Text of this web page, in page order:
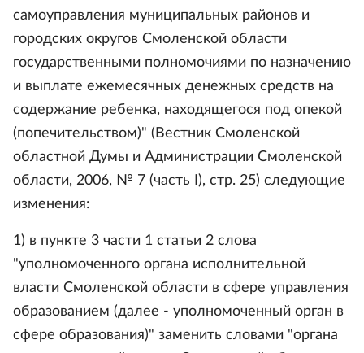
самоуправления муниципальных районов и
городских округов Смоленской области
государственными полномочиями по назначению
и выплате ежемесячных денежных средств на
содержание ребенка, находящегося под опекой
(попечительством)" (Вестник Смоленской
областной Думы и Администрации Смоленской
области, 2006, № 7 (часть I), стр. 25) следующие
изменения:
1) в пункте 3 части 1 статьи 2 слова
"уполномоченного органа исполнительной
власти Смоленской области в сфере управления
образованием (далее - уполномоченный орган в
сфере образования)" заменить словами "органа